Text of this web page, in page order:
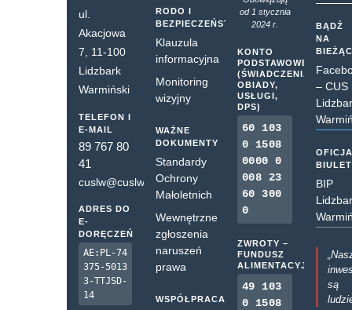
ul.
Akacjowa
7, 11-100
Lidzbark
Warmiński
TELEFON I
E-MAIL
89 767 80
41
cuslw@cuslw.pl
ADRES DO
E-
DORĘCZEŃ
AE:PL-74
375-5013
3-TTJSD-
14
RODO I
BEZPIECZEŃSTWO
Klauzula
informacyjna
Monitoring
wizyjny
WAŻNE
DOKUMENTY
Standardy
Ochrony
Małoletnich
Wewnętrzne
zgłoszenia
naruszeń
prawa
WSPÓŁPRACA
od 1 stycznia
2024 r.
KONTO
PODSTAWOWE
(ŚWIADCZENIA,
OBIADY,
USŁUGI,
DPS)
60 103
0 1508
0000 0
008 23
60 300
0
ZWROTY –
FUNDUSZ
ALIMENTACYJNY
49 103
0 1508
BĄDŹ
NA
– CUS
BIP
są